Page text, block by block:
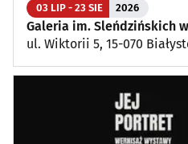
03 LIP - 23 SIE 2026
Galeria im. Sleńdzińskich
ul. Wiktorii 5, 15-070